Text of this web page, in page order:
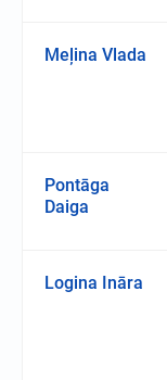
Meļina Vlada
Pontāga
Daiga
Logina Ināra